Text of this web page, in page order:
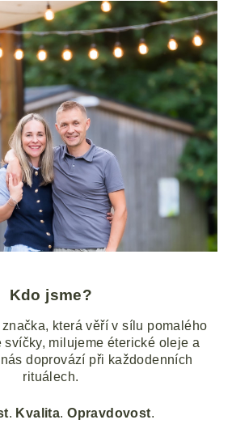
Kdo jsme?
která věří v sílu pomalého
svíčky, milujeme éterické oleje a
doprovází při každodenních
rituálech.
. Kvalita.Opravdovost.